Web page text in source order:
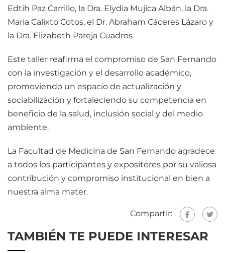
Edtih Paz Carrillo, la Dra. Elydia Mujica Albán, la Dra.
Maria Calixto Cotos, el Dr. Abraham Cáceres Lázaro y
la Dra. Elizabeth Pareja Cuadros.
Este taller reafirma el compromiso de San Fernando
con la investigación y el desarrollo académico,
promoviendo un espacio de actualización y
sociabilización y fortaleciendo su competencia en
beneficio de la salud, inclusión social y del medio
ambiente.
La Facultad de Medicina de San Fernando agradece
a todos los participantes y expositores por su valiosa
contribución y compromiso institucional en bien a
nuestra alma mater.
Compartir:
TAMBIÉN TE PUEDE INTERESAR